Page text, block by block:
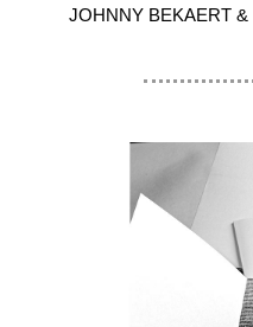
JOHNNY BEKAERT